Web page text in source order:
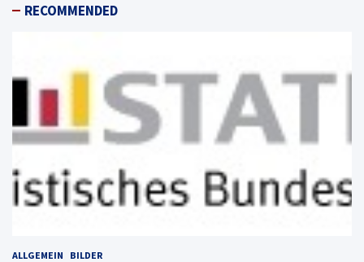
RECOMMENDED
ALLGEMEIN BILDER